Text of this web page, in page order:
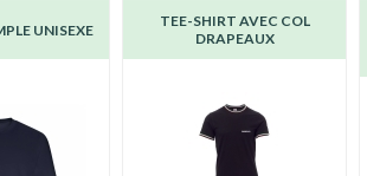
UNISEXE
TEE-SHIRT AVEC COL
DRAPEAUX